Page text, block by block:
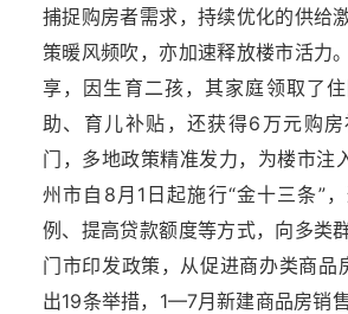
捕捉购房者需求，持续优化的供给
策暖风频吹，亦加速释放楼市活力
享，因生育二孩，其家庭领取了
助、育儿补贴，还获得6万元购
门，多地政策精准发力，为楼市注
州市自8月1日起施行“金十三条”
例、提高贷款额度等方式，向多类
门市印发政策，从促进商办类商品
出19条举措，1—7月新建商品房销售